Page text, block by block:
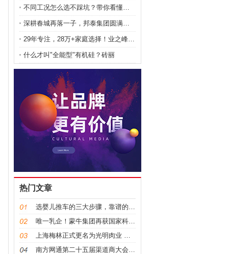
不同工况怎么选不踩坑？带你看懂阀门一线品牌各自的优
深耕春城再落一子，邦泰集团圆满实现昆明五主城全域布
29年专注，28万+家庭选择！业之峰以“靠谱家装”
什么才叫"全能型"有机硅？砖丽
热门文章
选婴儿推车的三大步骤，靠谱的避震婴儿车这样判断
唯一乳企！蒙牛集团再获国家科学技术奖二等奖
上海梅林正式更名为光明肉业 以新名称迎接行业挑战
南方网通第二十五届渠道商大会暨树品5.0发布会圆满